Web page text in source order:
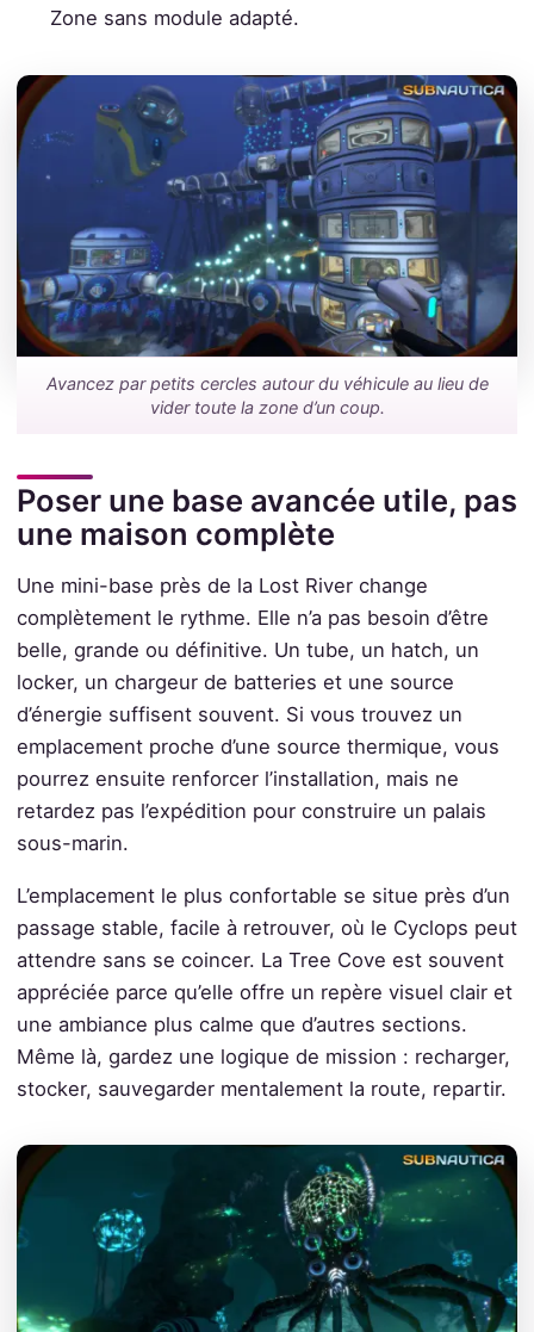
Zone sans module adapté.
Avancez par petits cercles autour du véhicule au lieu de
vider toute la zone d’un coup.
Poser une base avancée utile, pas
une maison complète
Une mini-base près de la Lost River change
complètement le rythme. Elle n’a pas besoin d’être
belle, grande ou définitive. Un tube, un hatch, un
locker, un chargeur de batteries et une source
d’énergie suffisent souvent. Si vous trouvez un
emplacement proche d’une source thermique, vous
pourrez ensuite renforcer l’installation, mais ne
retardez pas l’expédition pour construire un palais
sous-marin.
L’emplacement le plus confortable se situe près d’un
passage stable, facile à retrouver, où le Cyclops peut
attendre sans se coincer. La Tree Cove est souvent
appréciée parce qu’elle offre un repère visuel clair et
une ambiance plus calme que d’autres sections.
Même là, gardez une logique de mission : recharger,
stocker, sauvegarder mentalement la route, repartir.